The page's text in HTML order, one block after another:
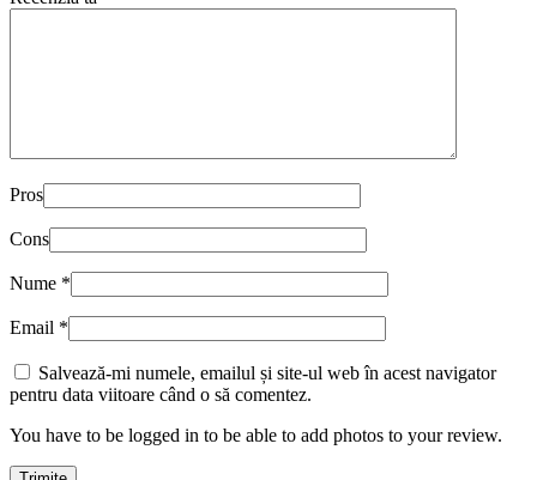
Pros
Cons
Nume *
Email *
Salvează-mi numele, emailul și site-ul web în acest navigator
pentru data viitoare când o să comentez.
You have to be logged in to be able to add photos to your review.